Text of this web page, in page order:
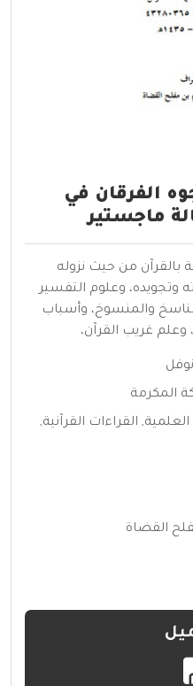
الفرقان في
ماجستير
بالقرآن من حيث نزوله
وتجويده، وعلوم التفسير
والمنسوخ، وأسباب
وعلم غريب القرآن،
المكرمة
, القراءات القرآنية,
القضاة